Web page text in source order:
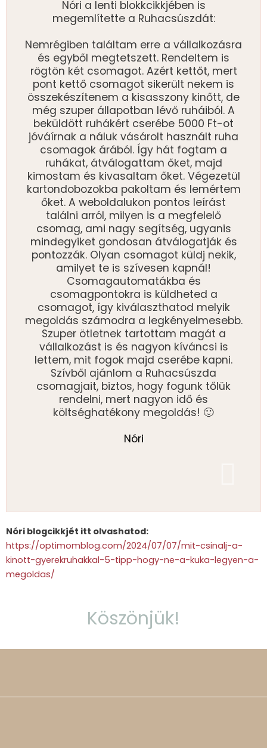
Nóri a lenti blokkcikkjében is
megemlítette a Ruhacsúszdát:
Nemrégiben találtam erre a vállalkozásra
és egyből megtetszett. Rendeltem is
rögtön két csomagot. Azért kettőt, mert
pont kettő csomagot sikerült nekem is
összekészítenem a kisasszony kinőtt, de
még szuper állapotban lévő ruháiból. A
beküldött ruhákért cserébe 5000 Ft-ot
jóváírnak a náluk vásárolt használt ruha
csomagok árából. Így hát fogtam a
ruhákat, átválogattam őket, majd
kimostam és kivasaltam őket. Végezetül
kartondobozokba pakoltam és lemértem
őket. A weboldalukon pontos leírást
találni arról, milyen is a megfelelő
csomag, ami nagy segítség, ugyanis
mindegyiket gondosan átválogatják és
pontozzák. Olyan csomagot küldj nekik,
amilyet te is szívesen kapnál!
Csomagautomatákba és
csomagpontokra is küldheted a
csomagot, így kiválaszthatod melyik
megoldás számodra a legkényelmesebb.
Szuper ötletnek tartottam magát a
vállalkozást is és nagyon kíváncsi is
lettem, mit fogok majd cserébe kapni.
Szívből ajánlom a Ruhacsúszda
csomagjait, biztos, hogy fogunk tőlük
rendelni, mert nagyon idő és
költséghatékony megoldás! 🙂
Nóri
Nóri blogcikkjét itt olvashatod:
https://optimomblog.com/2024/07/07/mit-csinalj-a-
kinott-gyerekruhakkal-5-tipp-hogy-ne-a-kuka-legyen-a-
megoldas/
Köszönjük!